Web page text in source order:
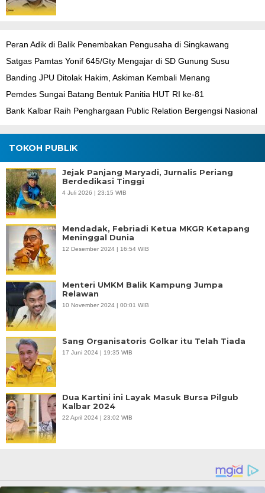
Peran Adik di Balik Penembakan Pengusaha di Singkawang
Satgas Pamtas Yonif 645/Gty Mengajar di SD Gunung Susu
Banding JPU Ditolak Hakim, Askiman Kembali Menang
Pemdes Sungai Batang Bentuk Panitia HUT RI ke-81
Bank Kalbar Raih Penghargaan Public Relation Bergengsi Nasional
TOKOH PUBLIK
Jejak Panjang Maryadi, Jurnalis Periang
Berdedikasi Tinggi
4 Juli 2026 | 23:15 WIB
Mendadak, Febriadi Ketua MKGR Ketapang
Meninggal Dunia
12 Desember 2024 | 16:54 WIB
Menteri UMKM Balik Kampung Jumpa
Relawan
10 November 2024 | 00:01 WIB
Sang Organisatoris Golkar itu Telah Tiada
17 Juni 2024 | 19:35 WIB
Dua Kartini ini Layak Masuk Bursa Pilgub
Kalbar 2024
22 April 2024 | 23:02 WIB